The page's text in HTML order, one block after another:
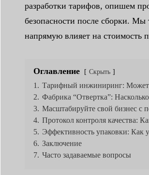
разработки тарифов, опишем
безопасности после сборки. Мы
напрямую влияет на стоимость
Оглавление Скрыть
1. Тарифный инжиниринг: Может
2. Фабрика “Отвертка”:
3. Масштабируйте свой бизнес с
4. Протокол контроля качества:
5. Эффективность упаковки: Как
6. Заключение
7. Часто задаваемые вопросы